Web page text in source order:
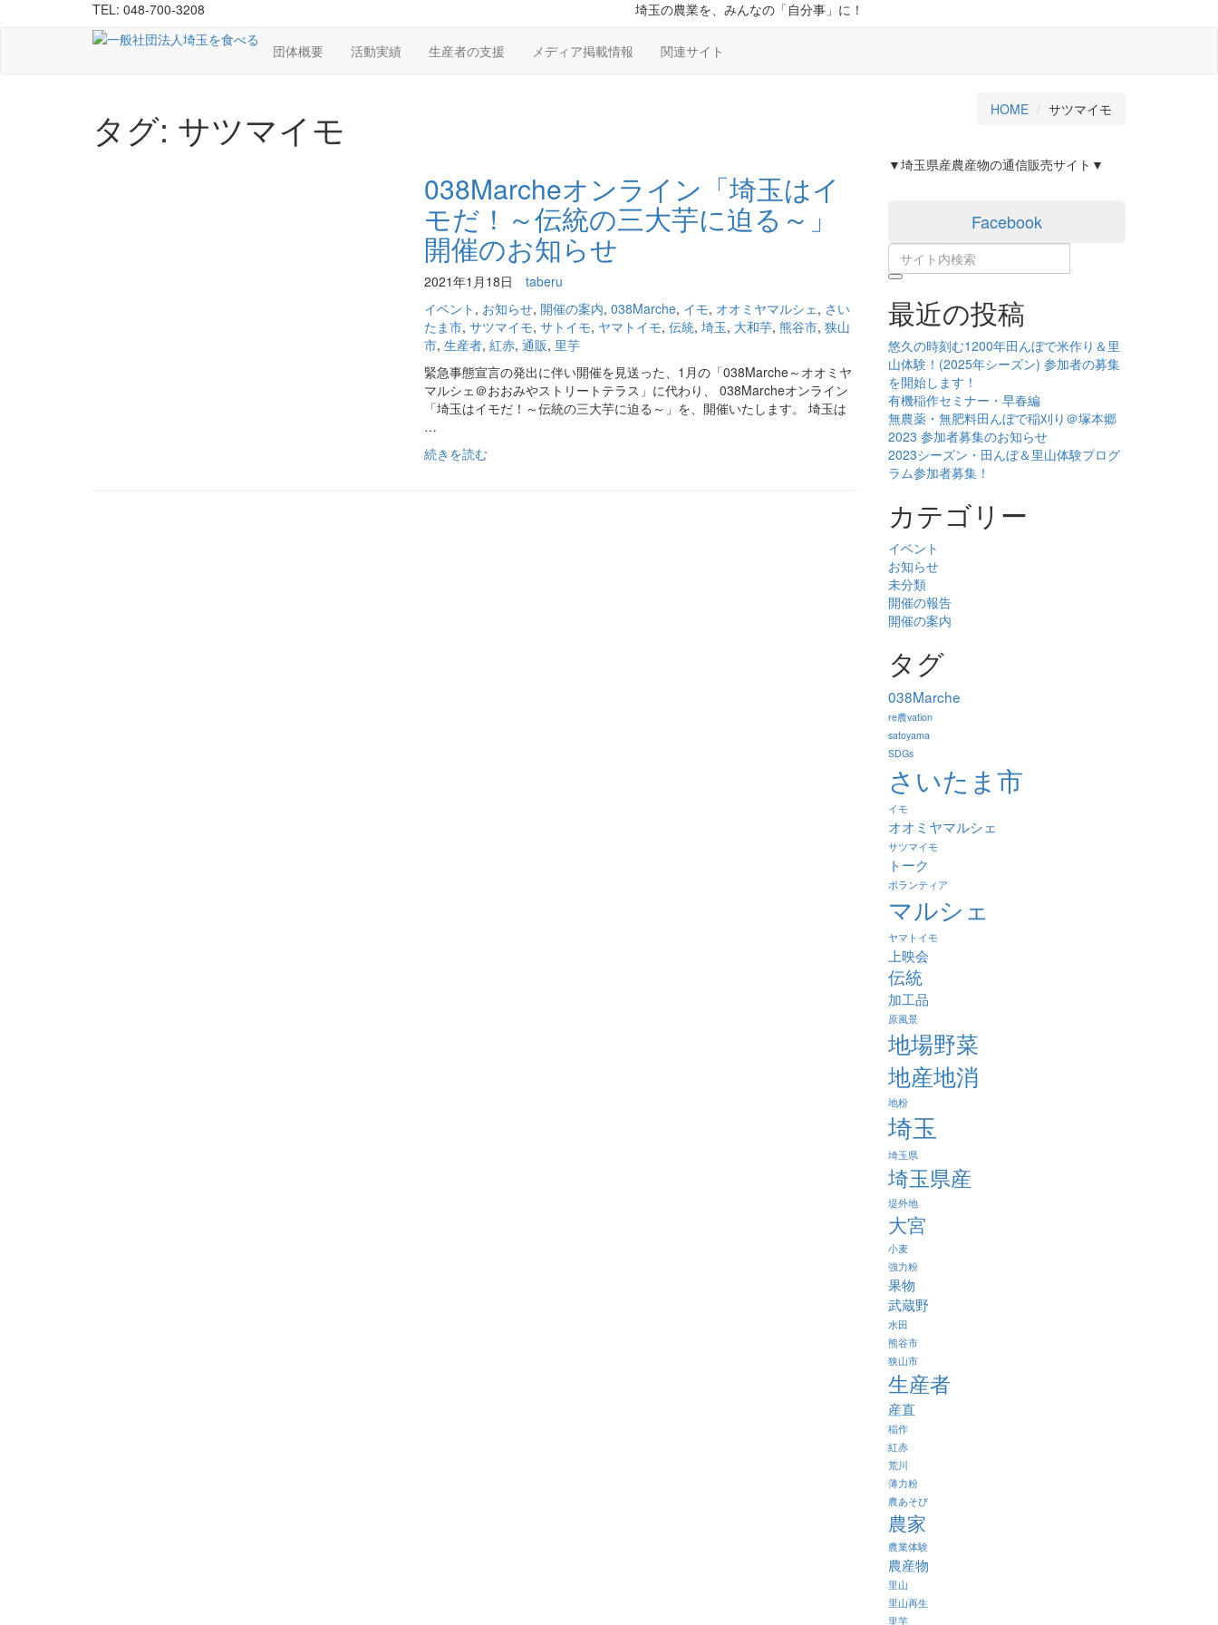
TEL: 048-700-3208 埼玉の農業を、みんなの「自分事」に！
団体概要 活動実績 生産者の支援 メディア掲載情報 関連サイト
タグ: サツマイモ HOME サツマイモ
038Marcheオンライン「埼玉はイ
モだ！～伝統の三大芋に迫る～」
開催のお知らせ
2021年1月18日
taberu
イベント , お知らせ, 開催の案内, 038Marche, イモ, オオミヤマルシェ, さい
たま市, サツマイモ, サトイモ, ヤマトイモ, 伝統, 埼玉, 大和芋, 熊谷市, 狭山
市, 生産者, 紅赤, 通販, 里芋
緊急事態宣言の発出に伴い開催を見送った、1月の「038Marche～オオミヤ
マルシェ＠おおみやストリートテラス」に代わり、 038Marcheオンライン
「埼玉はイモだ！～伝統の三大芋に迫る～」を、開催いたします。 埼玉は
…
続きを読む
▼埼玉県産農産物の通信販売サイト▼
Facebook
最近の投稿
悠久の時刻む1200年田んぼで米作り＆里
山体験！(2025年シーズン) 参加者の募集
を開始します！
有機稲作セミナー・早春編
無農薬・無肥料田んぼで稲刈り＠塚本郷
2023 参加者募集のお知らせ
2023シーズン・田んぼ＆里山体験プログ
ラム参加者募集！
カテゴリー
イベント
お知らせ
未分類
開催の報告
開催の案内
タグ
038Marche
re農vation
satoyama
SDGs
さいたま市
イモ
オオミヤマルシェ
サツマイモ
トーク
ボランティア
マルシェ
ヤマトイモ
上映会
伝統
加工品
原風景
地場野菜
地産地消
地粉
埼玉
埼玉県
埼玉県産
堤外地
大宮
小麦
強力粉
果物
武蔵野
水田
熊谷市
狭山市
生産者
産直
稲作
紅赤
荒川
薄力粉
農あそび
農家
農業体験
農産物
里山
里山再生
里芋